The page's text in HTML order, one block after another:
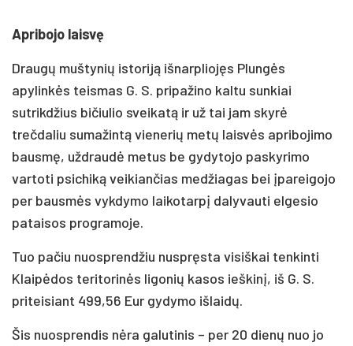
Apribojo laisvę
Draugų muštynių istoriją išnarpliojęs Plungės
apylinkės teismas G. S. pripažino kaltu sunkiai
sutrikdžius bičiulio sveikatą ir už tai jam skyrė
trečdaliu sumažintą vienerių metų laisvės apribojimo
bausmę, uždraudė metus be gydytojo paskyrimo
vartoti psichiką veikiančias medžiagas bei įpareigojo
per bausmės vykdymo laikotarpį dalyvauti elgesio
pataisos programoje.
Tuo pačiu nuosprendžiu nuspręsta visiškai tenkinti
Klaipėdos teritorinės ligonių kasos ieškinį, iš G. S.
priteisiant 499,56 Eur gydymo išlaidų.
Šis nuosprendis nėra galutinis – per 20 dienų nuo jo